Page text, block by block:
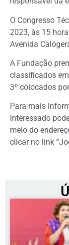
O Congresso
2023, às 15
Avenida
A Fundação
classificados em
3º colocados
Para mais
interessado
meio do
clicar no link